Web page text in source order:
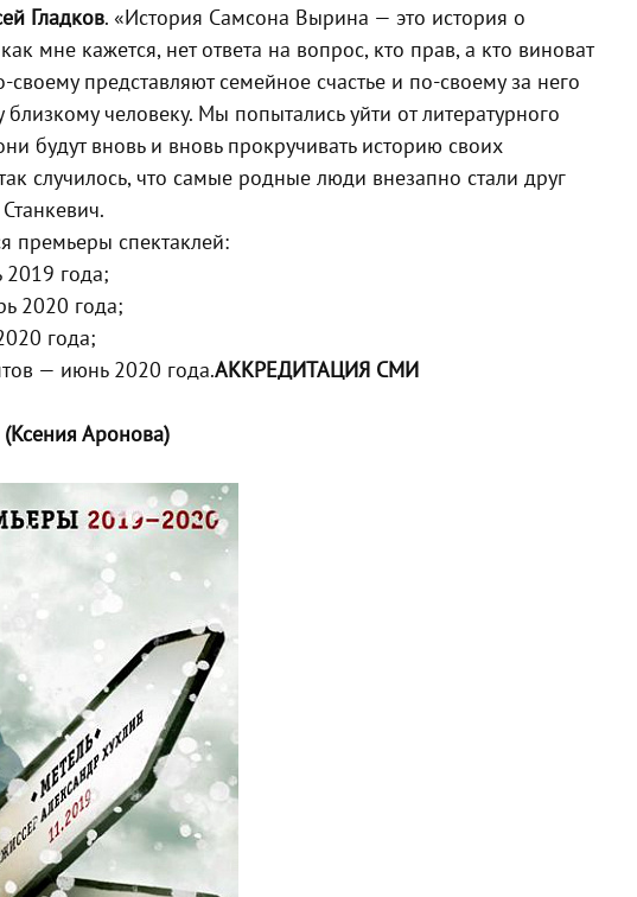
Гладков. «История Самсона Вырина — это история о
мне кажется, нет ответа на вопрос, кто прав, а кто виноват
представляют семейное счастье и по-своему за него
человеку. Мы попытались уйти от литературного
будут вновь и вновь прокручивать историю своих
случилось, что самые родные люди внезапно стали друг
премьеры спектаклей:
2019 года;
2020 года;
года;
— июнь 2020 года.АККРЕДИТАЦИЯ СМИ
Аронова)